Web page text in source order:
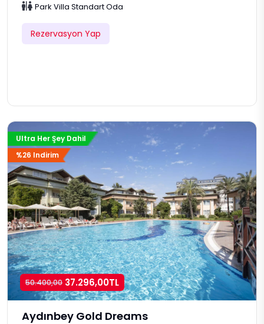
Park Villa Standart Oda
Rezervasyon Yap
Ultra Her Şey Dahil
%26 Indirim
50.400,00 37.296,00TL
Aydınbey Gold Dreams